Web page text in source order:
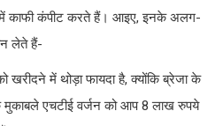
में काफी कंपीट करते हैं। आइए, इनके अलग-
लेते हैं-
खरीदने में थोड़ा फायदा है, क्योंकि ब्रेजा के
एचटीई वर्जन को आप 8 लाख रुपये